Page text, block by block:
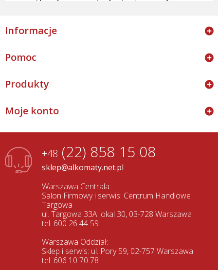
Informacje
Pomoc
Produkty
Moje konto
+48 (22) 858 15 08
sklep@alkomaty.net.pl
Warszawa Centrala:
Salon Firmowy i serwis: Centrum Handlowe
Targowa
ul. Targowa 33A lokal 30, 03-728 Warszawa
tel. 600 26 44 59
Warszawa Oddział:
Sklep i serwis: ul. Pory 59, 02-757 Warszawa
tel. 606 10 70 78